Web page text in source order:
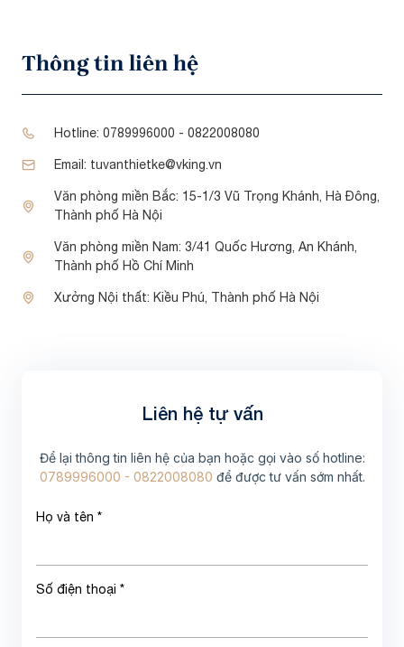
Thông tin liên hệ
Hotline: 0789996000 - 0822008080
Email: tuvanthietke@vking.vn
Văn phòng miền Bắc: 15-1/3 Vũ Trọng Khánh, Hà Đông,
Thành phố Hà Nội
Văn phòng miền Nam: 3/41 Quốc Hương, An Khánh,
Thành phố Hồ Chí Minh
Xưởng Nội thất: Kiều Phú, Thành phố Hà Nội
Liên hệ tự vấn
Để lại thông tin liên hệ của bạn hoặc gọi vào số hotline:
0789996000 - 0822008080 để được tư vấn sớm nhất.
Họ và tên *
Số điện thoại *